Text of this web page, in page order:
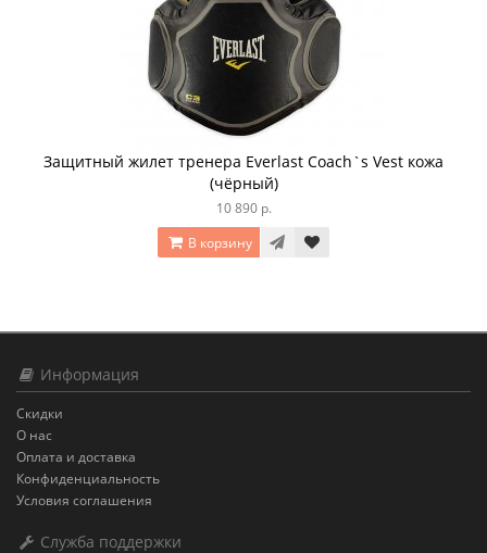
Защитный жилет тренера Everlast Coach`s Vest кожа
(чёрный)
10 890 р.
В корзину
Информация
Скидки
О нас
Оплата и доставка
Конфиденциальность
Условия соглашения
Служба поддержки